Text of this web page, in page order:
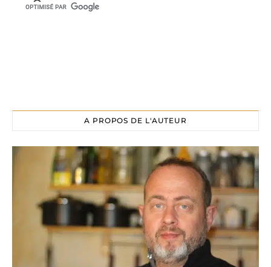
A PROPOS DE L'AUTEUR